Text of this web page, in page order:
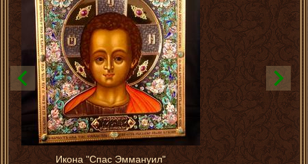
Икона "Спас Эммануил"